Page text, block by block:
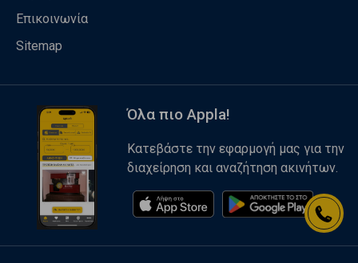
Επικοινωνία
Sitemap
Όλα πιο Appla!
Κατεβάστε την εφαρμογή μας για την
διαχείρηση και αναζήτηση ακινήτων.